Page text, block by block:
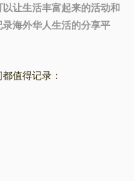
让生活丰富起来的活动和
海外华人生活的分享平
值得记录：